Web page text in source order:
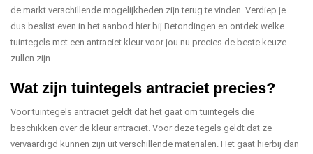
de markt verschillende mogelijkheden zijn terug te vinden. Verdiep je
dus beslist even in het aanbod hier bij Betondingen en ontdek welke
tuintegels met een antraciet kleur voor jou nu precies de beste keuze
zullen zijn.
Wat zijn tuintegels antraciet precies?
Voor tuintegels antraciet geldt dat het gaat om tuintegels die
beschikken over de kleur antraciet. Voor deze tegels geldt dat ze
vervaardigd kunnen zijn uit verschillende materialen. Het gaat hierbij dan